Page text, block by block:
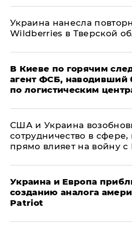
Украина нанесла
Wildberries в Тверской
В Киеве по горячим
агент ФСБ, наводивший
по логистическим
США и Украина
сотрудничество в сфере,
прямо влияет на войну с
Украина и Европа
созданию аналога
Patriot